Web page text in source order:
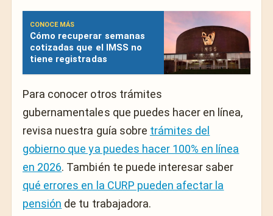
CONOCE MÁS
Cómo recuperar semanas
cotizadas que el IMSS no
tiene registradas
Para conocer otros trámites
gubernamentales que puedes hacer en línea,
revisa nuestra guía sobre trámites del
gobierno que ya puedes hacer 100% en línea
en 2026. También te puede interesar saber
qué errores en la CURP pueden afectar la
pensión de tu trabajadora.